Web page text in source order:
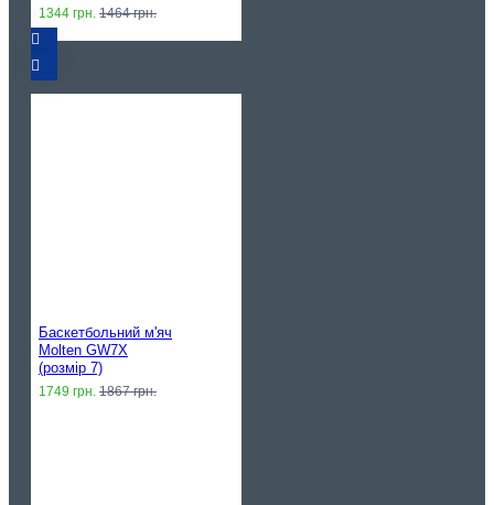
1344 грн. 1464 грн.
Баскетбольний м'яч
Molten GW7X
(розмір 7)
1749 грн. 1867 грн.